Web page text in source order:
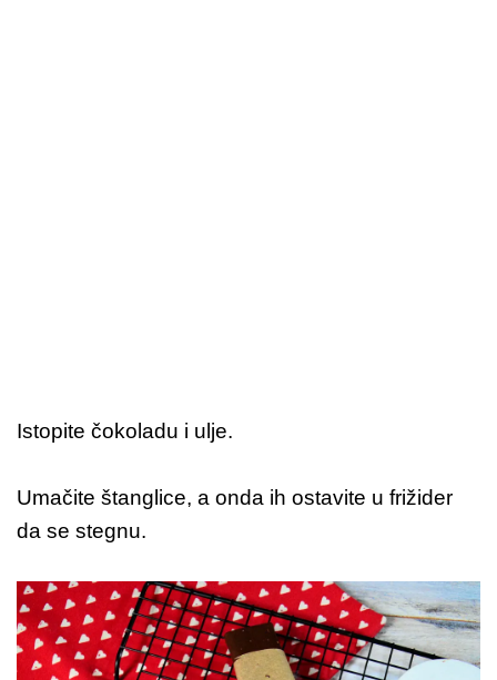
Istopite čokoladu i ulje.
Umačite štanglice, a onda ih ostavite u frižider
da se stegnu.